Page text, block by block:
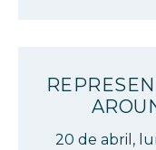
20 de abril,